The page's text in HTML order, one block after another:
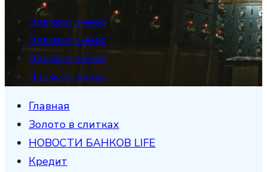
Элемент меню
Элемент меню
Элемент меню
Элемент меню
Главная
Золото в слитках
НОВОСТИ БАНКОВ LIFE
Кредит